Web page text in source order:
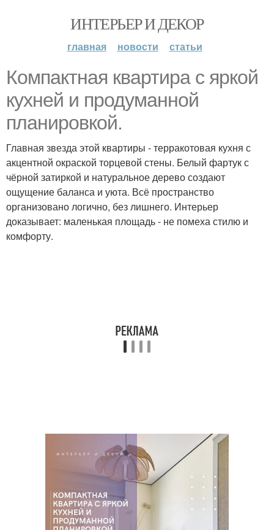
ИНТЕРЬЕР И ДЕКОР
главная новости статьи
Компактная квартира с яркой
кухней и продуманной
планировкой.
Главная звезда этой квартиры - терракотовая кухня с
акцентной окраской торцевой стены. Белый фартук с
чёрной затиркой и натуральное дерево создают
ощущение баланса и уюта. Всё пространство
организовано логично, без лишнего. Интерьер
доказывает: маленькая площадь - не помеха стилю и
комфорту.